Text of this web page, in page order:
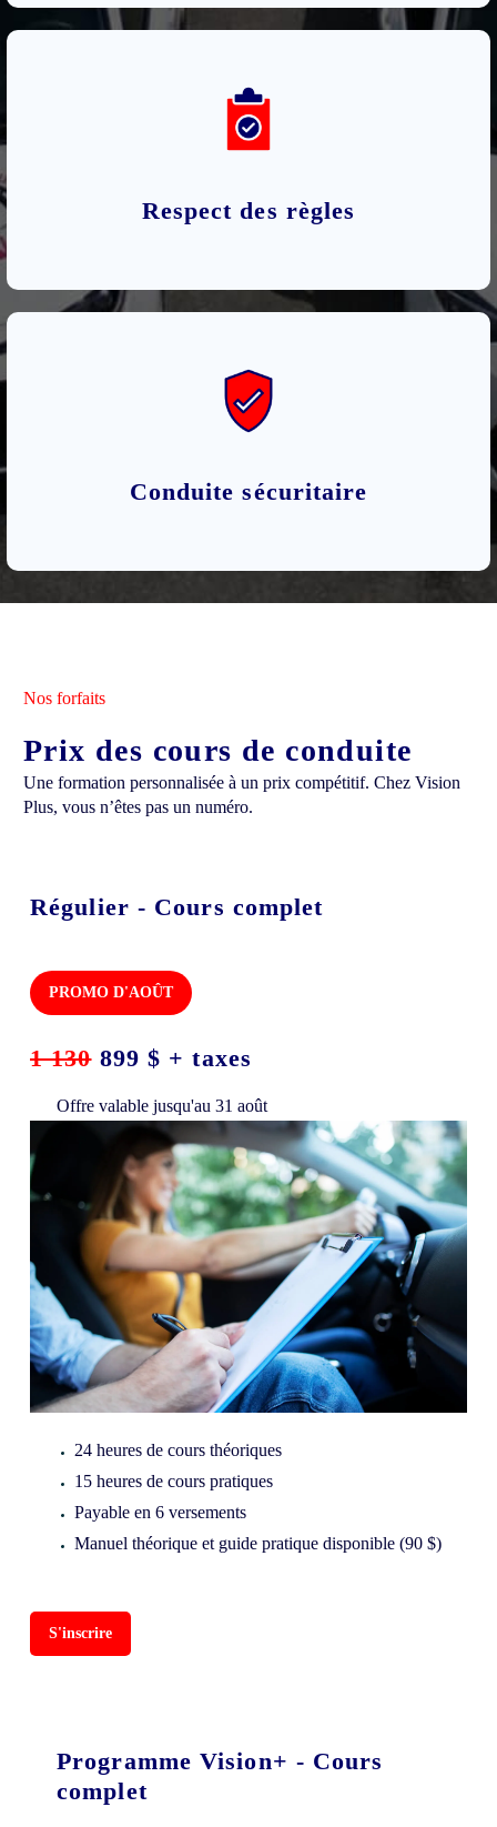
Respect des règles
Conduite sécuritaire
Nos forfaits
Prix des cours de conduite
Une formation personnalisée à un prix compétitif. Chez Vision
Plus, vous n’êtes pas un numéro.
Régulier - Cours complet
PROMO D'AOÛT
1 130 899 $ + taxes
Offre valable jusqu'au 31 août
24 heures de cours théoriques
15 heures de cours pratiques
Payable en 6 versements
Manuel théorique et guide pratique disponible (90 $)
S'inscrire
Programme Vision+ - Cours
complet